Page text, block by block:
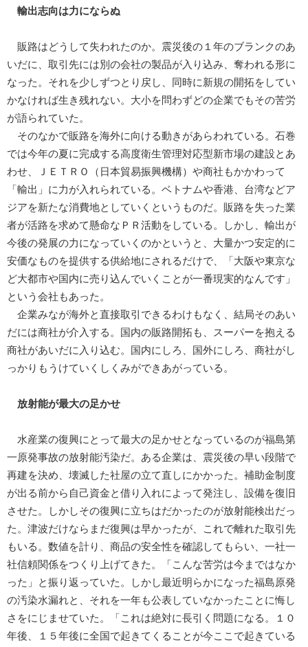
輸出志向は力にならぬ
販路はどうして失われたのか。震災後の１年のブランクのあ
いだに、取引先には別の会社の製品が入り込み、奪われる形に
なった。それを少しずつとり戻し、同時に新規の開拓をしてい
かなければ生き残れない。大小を問わずどの企業でもその苦労
が語られていた。
そのなかで販路を海外に向ける動きがあらわれている。石巻
では今年の夏に完成する高度衛生管理対応型新市場の建設とあ
わせ、ＪＥＴＲＯ（日本貿易振興機構）や商社もかかわって
「輸出」に力が入れられている。ベトナムや香港、台湾などア
ジアを新たな消費地としていくというものだ。販路を失った業
者が活路を求めて懸命なＰＲ活動をしている。しかし、輸出が
今後の発展の力になっていくのかというと、大量かつ安定的に
安価なものを提供する供給地にされるだけで、「大阪や東京な
ど大都市や国内に売り込んでいくことが一番現実的なんです」
という会社もあった。
企業みなが海外と直接取引できるわけもなく、結局そのあい
だには商社が介入する。国内の販路開拓も、スーパーを抱える
商社があいだに入り込む。国内にしろ、国外にしろ、商社がし
っかりもうけていくしくみができあがっている。
放射能が最大の足かせ
水産業の復興にとって最大の足かせとなっているのが福島第
一原発事故の放射能汚染だ。ある企業は、震災後の早い段階で
再建を決め、壊滅した社屋の立て直しにかかった。補助金制度
が出る前から自己資金と借り入れによって発注し、設備を復旧
させた。しかしその復興に立ちはだかったのが放射能検出だっ
た。津波だけならまだ復興は早かったが、これで離れた取引先
もいる。数値を計り、商品の安全性を確認してもらい、一社一
社信頼関係をつくり上げてきた。「こんな苦労は今まではなか
った」と振り返っていた。しかし最近明らかになった福島原発
の汚染水漏れと、それを一年も公表していなかったことに悔し
さをにじませていた。「これは絶対に長引く問題になる。１０
年後、１５年後に全国で起きてくることが今ここで起きている